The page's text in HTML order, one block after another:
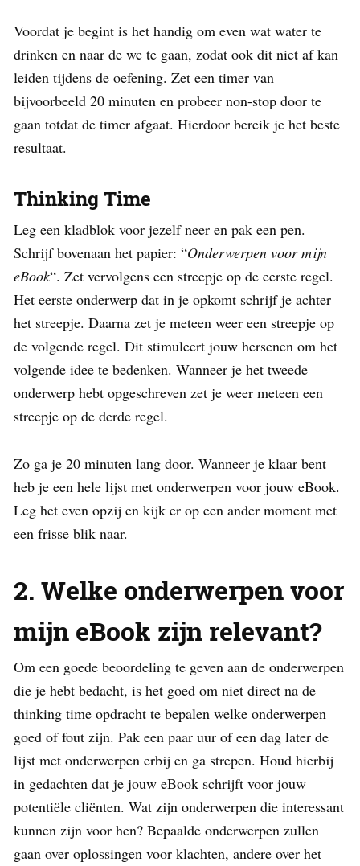
Voordat je begint is het handig om even wat water te
drinken en naar de wc te gaan, zodat ook dit niet af kan
leiden tijdens de oefening. Zet een timer van
bijvoorbeeld 20 minuten en probeer non-stop door te
gaan totdat de timer afgaat. Hierdoor bereik je het beste
resultaat.
Thinking Time
Leg een kladblok voor jezelf neer en pak een pen.
Schrijf bovenaan het papier: “Onderwerpen voor mijn
eBook“. Zet vervolgens een streepje op de eerste regel.
Het eerste onderwerp dat in je opkomt schrijf je achter
het streepje. Daarna zet je meteen weer een streepje op
de volgende regel. Dit stimuleert jouw hersenen om het
volgende idee te bedenken. Wanneer je het tweede
onderwerp hebt opgeschreven zet je weer meteen een
streepje op de derde regel.
Zo ga je 20 minuten lang door. Wanneer je klaar bent
heb je een hele lijst met onderwerpen voor jouw eBook.
Leg het even opzij en kijk er op een ander moment met
een frisse blik naar.
2. Welke onderwerpen voor
mijn eBook zijn relevant?
Om een goede beoordeling te geven aan de onderwerpen
die je hebt bedacht, is het goed om niet direct na de
thinking time opdracht te bepalen welke onderwerpen
goed of fout zijn. Pak een paar uur of een dag later de
lijst met onderwerpen erbij en ga strepen. Houd hierbij
in gedachten dat je jouw eBook schrijft voor jouw
potentiële cliënten. Wat zijn onderwerpen die interessant
kunnen zijn voor hen? Bepaalde onderwerpen zullen
gaan over oplossingen voor klachten, andere over het